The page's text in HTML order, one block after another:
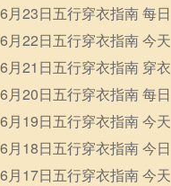
配
月23日五行穿衣指南 每日
颜色运势
月22日五行穿衣指南 今天
是什么查询
月21日五行穿衣指南 穿衣
配
月20日五行穿衣指南 每日
颜色运势
月19日五行穿衣指南 今天
是什么查询
月18日五行穿衣指南 今日
是什么
月17日五行穿衣指南 今天